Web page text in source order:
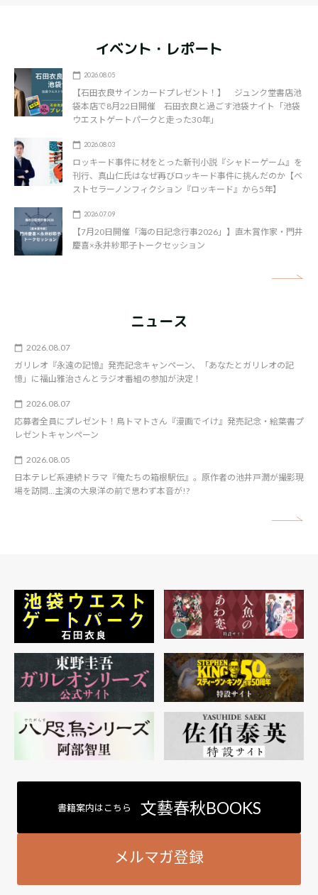
イベント・レポート
2026.08.05
【石田衣良サインカードプレゼント！】 ジュンク堂書店池
袋本店で8月22日開催 石田衣良と過ごす池袋ナイト「池袋
ウエストゲートパークと走った30年」
2026.08.03
ロッキード事件に材をとった新刊小説『シャドーゲーム』を
刊行、真山仁氏はなぜ再びロッキード事件に挑んだのか【ベ
ストセラーノンフィクション『ロッキード』から5年】
2026.07.09
【7月20日開催「海の日記念行事2026」】直木賞作家・門井
慶喜×永井紗耶子トークセッション
ニュース
2026.08.07
ガリレオ『永遠の記憶』発売記念キャンペーン、「あなたとガリレオの記
憶」に福山雅治さんとラジオ番組の参加が決定！
2026.08.07
応募者全員にプレゼント！鳥トマトさん『漫画でイけ』発売記念・絵葉書プ
レゼントキャンペーン
2026.08.05
日本テレビ系連続ドラマ『俺たちの箱根駅伝』。原作者の池井戸潤が撮影現
場を訪問…主演の大泉洋の前で思わず本音が!?
書籍案内はこちら 文藝春秋BOOKS
メルマガ登録